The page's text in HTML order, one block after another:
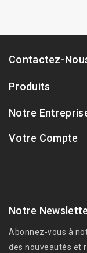
Contactez-
Produits
Notre
Votre Compte
Notre
Abonnez-vous à
des nouveautés et